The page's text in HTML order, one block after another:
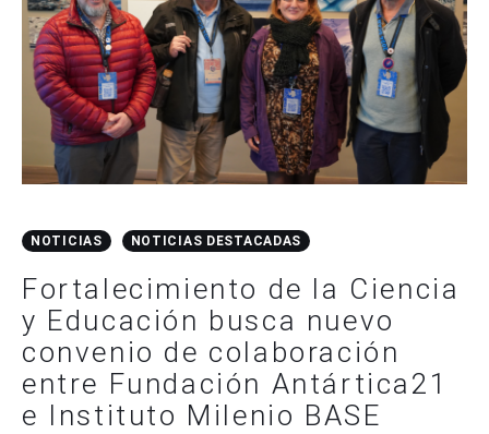
NOTICIAS NOTICIAS DESTACADAS
Fortalecimiento de la Ciencia
y Educación busca nuevo
convenio de colaboración
entre Fundación Antártica21
e Instituto Milenio BASE